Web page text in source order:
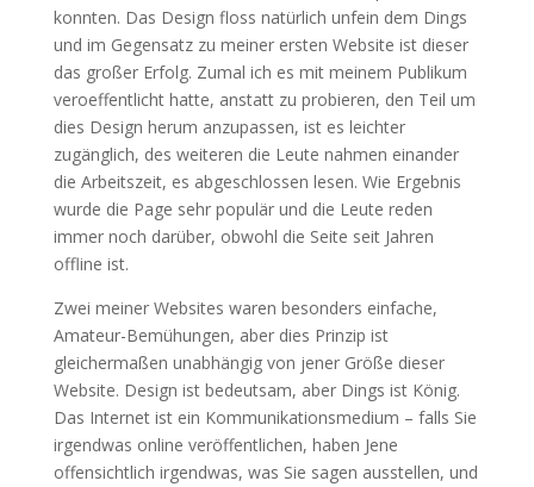
konnten. Das Design floss natürlich unfein dem Dings
und im Gegensatz zu meiner ersten Website ist dieser
das großer Erfolg. Zumal ich es mit meinem Publikum
veroeffentlicht hatte, anstatt zu probieren, den Teil um
dies Design herum anzupassen, ist es leichter
zugänglich, des weiteren die Leute nahmen einander
die Arbeitszeit, es abgeschlossen lesen. Wie Ergebnis
wurde die Page sehr populär und die Leute reden
immer noch darüber, obwohl die Seite seit Jahren
offline ist.
Zwei meiner Websites waren besonders einfache,
Amateur-Bemühungen, aber dies Prinzip ist
gleichermaßen unabhängig von jener Größe dieser
Website. Design ist bedeutsam, aber Dings ist König.
Das Internet ist ein Kommunikationsmedium – falls Sie
irgendwas online veröffentlichen, haben Jene
offensichtlich irgendwas, was Sie sagen ausstellen, und